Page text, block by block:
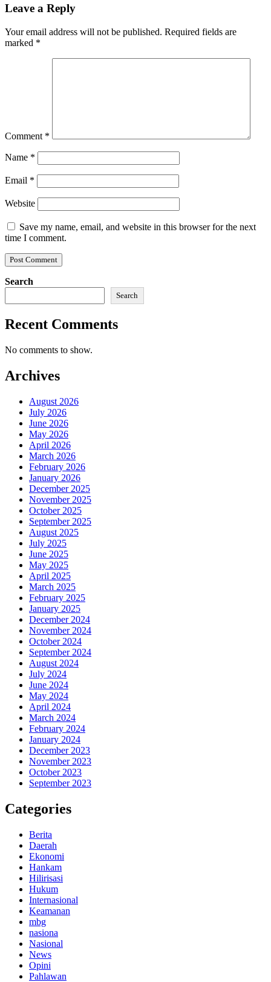
Leave a Reply
Your email address will not be published. Required fields are
marked *
Comment *
Name *
Email *
Website
Save my name, email, and website in this browser for the next
time I comment.
Search
Search
Recent Comments
No comments to show.
Archives
August 2026
July 2026
June 2026
May 2026
April 2026
March 2026
February 2026
January 2026
December 2025
November 2025
October 2025
September 2025
August 2025
July 2025
June 2025
May 2025
April 2025
March 2025
February 2025
January 2025
December 2024
November 2024
October 2024
September 2024
August 2024
July 2024
June 2024
May 2024
April 2024
March 2024
February 2024
January 2024
December 2023
November 2023
October 2023
September 2023
Categories
Berita
Daerah
Ekonomi
Hankam
Hilirisasi
Hukum
Internasional
Keamanan
mbg
nasiona
Nasional
News
Opini
Pahlawan